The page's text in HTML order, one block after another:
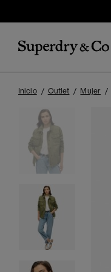
Inicio Outlet Mujer